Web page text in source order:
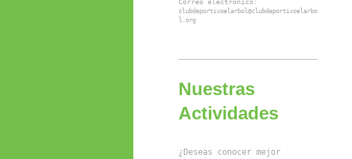
clubdeportivoelarbol@clubdeportivoelarbo
l.org
Nuestras
Actividades
¿Deseas conocer mejor